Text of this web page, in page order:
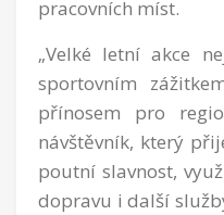
pracovních míst.
„Velké letní akce
sportovním
přínosem pro
návštěvník, který
poutní slavnost,
dopravu i další